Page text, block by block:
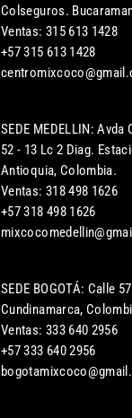
Colseguros.
Ventas: 315 613 1428
+57 315 613 1428
SEDE MEDELLIN:
52 - 13 Lc 2 Diag.
Antioquia, Colombia.
Ventas: 318 498 1626
+57 318 498 1626
SEDE BOGOTÁ: Calle
Cundinamarca,
Ventas: 333 640 2956
+57 333 640 2956